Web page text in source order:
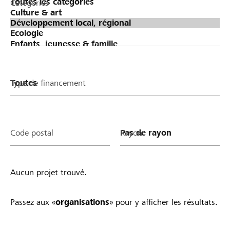
Catégories
Type de financement
Code postal Rayon
Aucun projet trouvé.
Passez aux «organisations» pour y afficher les résultats.